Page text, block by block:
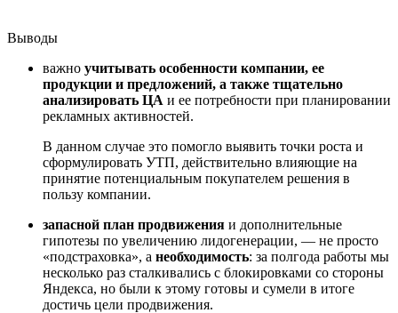
Выводы
важно учитывать особенности компании, ее
продукции и предложений, а также тщательно
анализировать ЦА и ее потребности при планировании
рекламных активностей.
В данном случае это помогло выявить точки роста и
сформулировать УТП, действительно влияющие на
принятие потенциальным покупателем решения в
пользу компании.
запасной план продвижения и дополнительные
гипотезы по увеличению лидогенерации, — не просто
«подстраховка», а необходимость: за полгода работы мы
несколько раз сталкивались с блокировками со стороны
Яндекса, но были к этому готовы и сумели в итоге
достичь цели продвижения.